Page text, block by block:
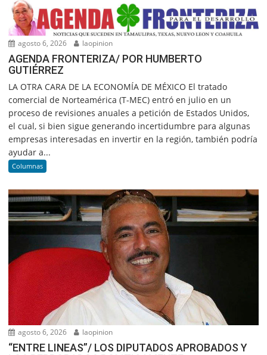
agosto 6, 2026 laopinion
AGENDA FRONTERIZA/ POR HUMBERTO
GUTIÉRREZ
LA OTRA CARA DE LA ECONOMÍA DE MÉXICO El tratado
comercial de Norteamérica (T-MEC) entró en julio en un
proceso de revisiones anuales a petición de Estados Unidos,
el cual, si bien sigue generando incertidumbre para algunas
empresas interesadas en invertir en la región, también podría
ayudar a...
Columnas
agosto 6, 2026 laopinion
“ENTRE LINEAS”/ LOS DIPUTADOS APROBADOS Y